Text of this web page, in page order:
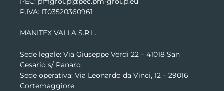
P.IVA: IT03520360961
MANITEX VALLA S.R.L.
Sede legale: Via Giuseppe Verdi 22 – 41018 San
Cesario s/ Panaro
Sede operativa: Via Leonardo da Vinci, 12 – 29016
Cortemaggiore